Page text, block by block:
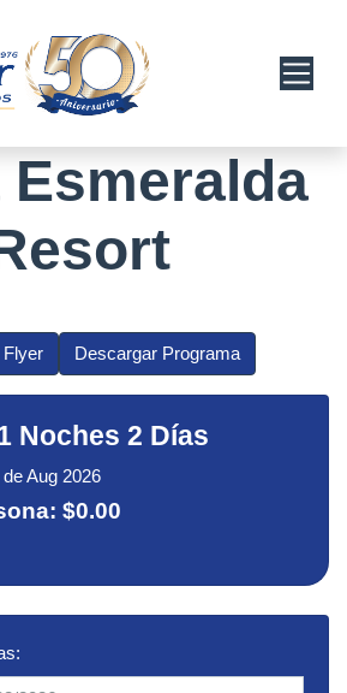
Esmeralda
Descargar Programa
Noches 2 Días
Aug 2026
$0.00